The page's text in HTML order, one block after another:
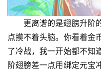
更离谱的是翅膀升阶
点摸不着头脑。你看着金
了冷战，我一开始都不知
阶翅膀差一点用绑定元宝